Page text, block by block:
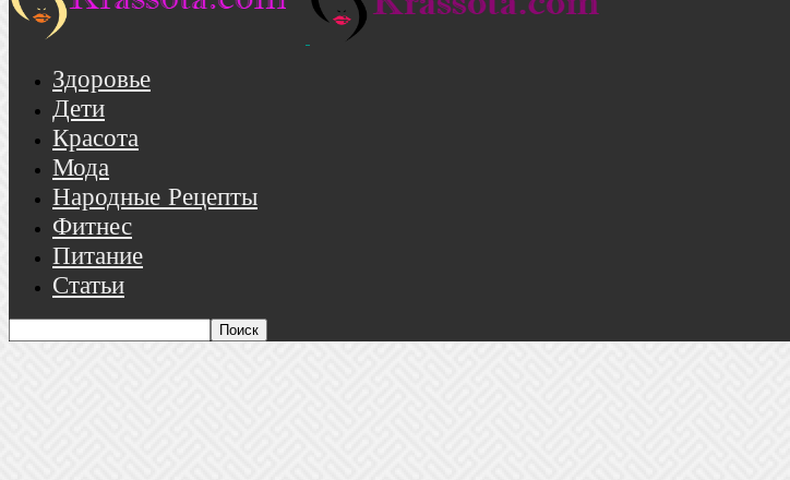
Здоровье
Дети
Красота
Мода
Народные Рецепты
Фитнес
Питание
Статьи